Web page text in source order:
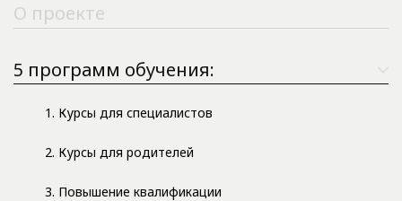
О проекте
5 программ обучения:
1. Курсы для специалистов
2. Курсы для родителей
3. Повышение квалификации